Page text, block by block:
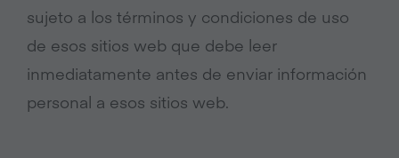
sujeto a los términos y condiciones de uso
de esos sitios web que debe leer
inmediatamente antes de enviar información
personal a esos sitios web.